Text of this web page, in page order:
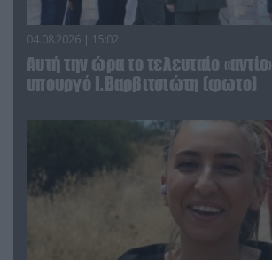
04.08.2026 | 15:02
Αυτή την ώρα το τελευταίο
υπουργό Ι.Βαρβιτσιώτη (φωτο)